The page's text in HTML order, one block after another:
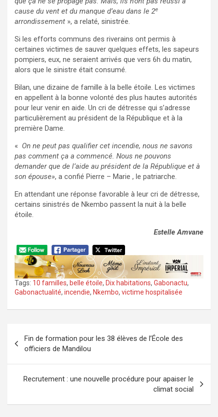
cause du vent et du manque d’eau dans le 2e
arrondissement », a relaté, sinistrée.
Si les efforts communs des riverains ont permis à
certaines victimes de sauver quelques effets, les sapeurs
pompiers, eux, ne seraient arrivés que vers 6h du matin,
alors que le sinistre était consumé.
Bilan, une dizaine de famille à la belle étoile. Les victimes
en appellent à la bonne volonté des plus hautes autorités
pour leur venir en aide. Un cri de détresse qui s’adresse
particulièrement au président de la République et à la
première Dame.
« On ne peut pas qualifier cet incendie, nous ne savons
pas comment ça a commencé. Nous ne pouvons
demander que de l’aide au président de la République et à
son épouse», a confié Pierre – Marie , le patriarche.
En attendant une réponse favorable à leur cri de détresse,
certains sinistrés de Nkembo passent la nuit à la belle
étoile.
Estelle Amvane
Tags: 10 familles, belle étoile, Dix habitations, Gabonactu,
Gabonactualité, incendie, Nkembo, victime hospitalisée
de
l’article
Fin de formation pour les 38 élèves de l’École des
officiers de Mandilou
Recrutement : une nouvelle procédure pour apaiser le
climat social